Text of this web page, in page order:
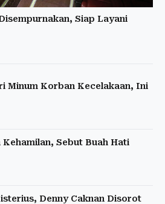
Siap Layani
Minum Korban Kecelakaan, Ini
Sebut Buah Hati
Denny Caknan Disorot